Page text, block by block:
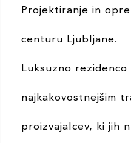
Projektiranje in
centuru Ljubljane.
Luksuzno
najkakovostnejšim
proizvajalcev, ki jih